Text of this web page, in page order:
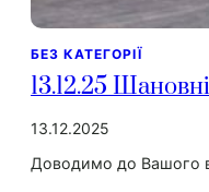
БЕЗ КАТЕГОРІЇ
13.12.25
13.12.2025
Доводимо до Вашого